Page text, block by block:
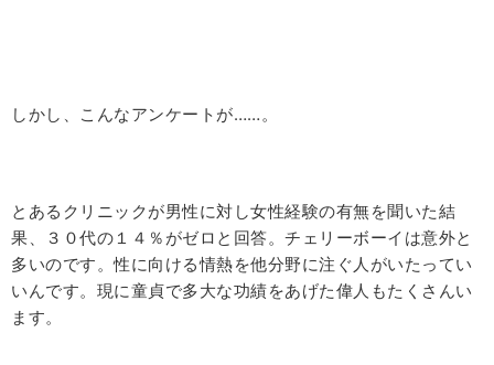
しかし、こんなアンケートが……。
とあるクリニックが男性に対し女性経験の有無を聞いた結
果、３０代の１４％がゼロと回答。チェリーボーイは意外と
多いのです。性に向ける情熱を他分野に注ぐ人がいたってい
いんです。現に童貞で多大な功績をあげた偉人もたくさんい
ます。